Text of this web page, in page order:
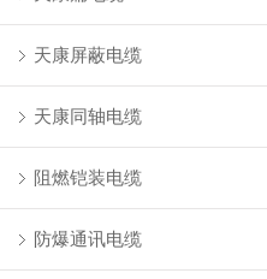
天康屏蔽电缆
天康同轴电缆
阻燃铠装电缆
防爆通讯电缆